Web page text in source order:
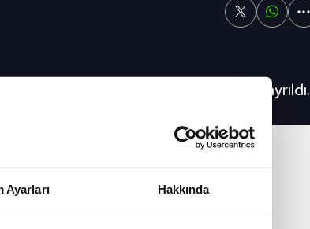
Ayarları Hakkında
sahadan yine hayal kırıklığıyla ayrıldı.